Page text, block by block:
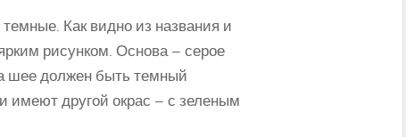
Как видно из названия и
рисунком. Основа – серое
шее должен быть темный
имеют другой окрас – с зеленым